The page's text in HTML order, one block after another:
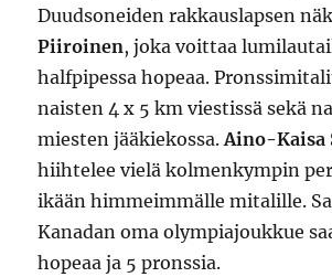
Duudsoneiden rakkauslapsen
Piiroinen, joka voittaa
halfpipessa hopeaa.
naisten 4 x 5 km viestissä sekä
miesten jääkiekossa.Aino-Kaisa
hiihtelee vielä kolmenkympin
ikään himmeimmälle mitalille.
Kanadan oma olympiajoukkue
hopeaa ja 5 pronssia.